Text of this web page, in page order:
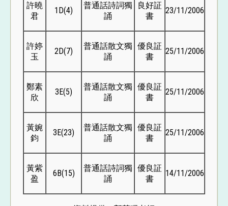
許曉
君
1D(4)
普通話詩詞獨
誦
良好証
書
23/11/2006
許婷
玉
2D(7)
普通話散文獨
誦
優良証
書
25/11/2006
鄭素
欣
3E(5)
普通話散文獨
誦
優良証
書
25/11/2006
黃婉
鈞
3E(23)
普通話散文獨
誦
優良証
書
25/11/2006
黃紫
盈
6B(15)
普通話詩詞獨
誦
優良証
書
14/11/2006